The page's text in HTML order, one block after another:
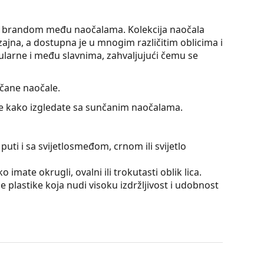
među naočalama. Kolekcija naočala
a dostupna je u mnogim različitim oblicima i
i među slavnima, zahvaljujući čemu se
naočale.
izgledate sa sunčanim naočalama.
i sa svijetlosmeđom, crnom ili svijetlo
imate okrugli, ovalni ili trokutasti oblik lica.
plastike koja nudi visoku izdržljivost i udobnost